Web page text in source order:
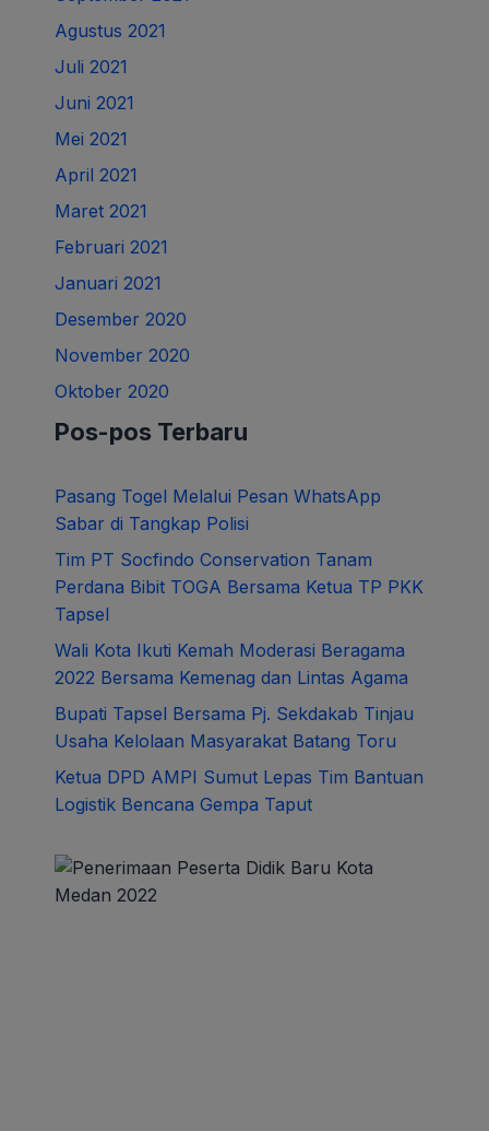
Agustus 2021
Juli 2021
Juni 2021
Mei 2021
April 2021
Maret 2021
Februari 2021
Januari 2021
Desember 2020
November 2020
Oktober 2020
Pos-pos Terbaru
Pasang Togel Melalui Pesan WhatsApp
Sabar di Tangkap Polisi
Tim PT Socfindo Conservation Tanam
Perdana Bibit TOGA Bersama Ketua TP PKK
Tapsel
Wali Kota Ikuti Kemah Moderasi Beragama
2022 Bersama Kemenag dan Lintas Agama
Bupati Tapsel Bersama Pj. Sekdakab Tinjau
Usaha Kelolaan Masyarakat Batang Toru
Ketua DPD AMPI Sumut Lepas Tim Bantuan
Logistik Bencana Gempa Taput